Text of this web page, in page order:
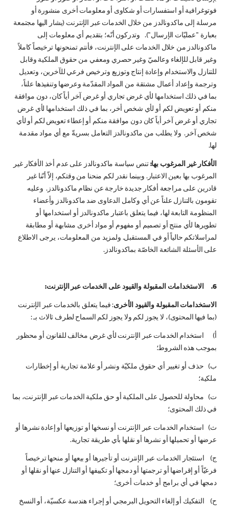
فوتوغرافية أو استفسارات أو شكاوى أو معلومات أخرى منشورة أو
مرسلة إلى ماكدونالدز من خلال الخدمات عبر الإنترنت (يشار اليها مجتمعة
بعبارة "عمليّات الإرسال"). وتدركون أنّه؛ بتقديم أي معلومات إلى
ماكدونالدز من خلال الخدمات على الإنترنت، فأنتم تمنحونها ترخيصاً كاملاً
وغير قابل للإلغاء وعالميّ وغير حصري ومعفي من حقوق الملكية وقابل
للتنازل والاستخدام وإعادة إنتاج وتوزيع وترخيص فرعي للآخرين، وتعديل
وترجمة وإعداد أعمال مشتقة من المواد المقدّمة وعرضها وتنفيذها علناً،
بما في ذلك استخدامها لأي غرض تجاري أو غرض آخر أياً كان، دون موافقة
منكم أو تعويض لكم أو لأي شخص أخر، بما في ذلك استخدامها لأي غرض
تجاري أو غرض آخر أياً كان دون موافقة منكم أو إعطاء تعويض لكم أو لأي
شخص آخر. ولا يطلب من ماكدونالدز التعامل بسريةّ مع أي مواد مقدمة
لها.
الأفكار غير المرغوب بها:تنص سياسة ماكدونالدز على عدم أخذ الأفكار غير
المرغوب بها بعين الاعتبار. وبينما نقدر لكم منحنا من وقتكم، إلاّ أنّنا غير
قادرين على مراجعة أفكار جديدة خارجة عن نظام ماكدونالدز. وعليه
تقومون بالتنازل علناً عن أي وكامل الدعاوى ضد ماكدونالدز وأعضاء
المنظومة التابعة لها، فيما يتعلق باعتبار ماكدونالدز أو استخدامها أو
تطويرها لأي منتج أو تصميم أو مفهوم أو مواد أخرى مشابهة أو مطابقة
لمراسلاتكم حالياً أو في المستقبل. ولمزيد من المعلومات، يرجى الاطلاع
على الأسئلة الشائعة الخاصّة بماكدونالدز.
6. الاستخدامات المقبولة والقيود على الخدمات عبر الإنترنت:
الاستخدامات المقبولة والقيود الأخرى: فيما يتعلق بالخدمات عبر الإنترنت
(بما فيها المحتوى)، لا يجوز لكم ولا يجوز لكم السماح لطرف ثالاث بـ :
أ‌) استخدام الخدمات عبر الإنترنت لأي غرض مخالف للقانون أو محظور
بموجب هذه الشروط؛
ب‌) حذف أو تغيير أي حقوق ملكيّة ونشر أو علامة تجارية أو إخطارات
ملكية؛
ت‌) محاولة للحصول على الملكية أو حق ملكية الخدمات عبر الإنترنت، بما
في ذلك المحتوى؛
ث‌) استخدام الخدمات عبر الإنترنت أو نسخها أو توزيعها أو إعادة نشرها أو
عرضها أو تحميلها أو نشرها أو نقلها بأي طريقة تجارية.
ج‌) استئجار الخدمات عبر الإنترنت أو تأجيرها أو بيعها أو منحها ترخيصاً
فرعيّاً أو إقراضها أو ترجمتها أو دمجها أو تكييفها أو التنازل عنها أو نقلها أو
دمجها في أي برامج أو خدمات أخرى؛
ح‌) التفكيك أو إلغاء التحويل البرمجي أو إجراء هندسة عكسيّة، أو النسخ